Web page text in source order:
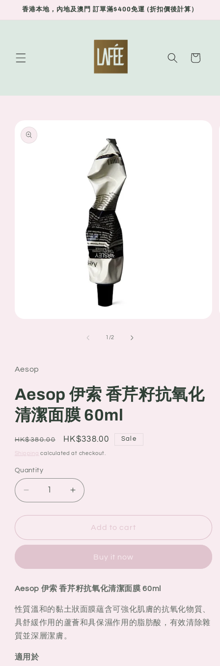
Skip to
香港本地，內地及澳門 訂單滿$400免運 (折扣價後計算）
Cart
product
information
1 /of
2
Aesop
Aesop 伊索 香芹籽抗氧化
清潔面膜 60ml
Regular
price
HK$380.00
Sale
price
HK$338.00 Sale
Shipping calculated at checkout.
Quantity
Quantity
Decrease
quantity
for
伊
籽
抗
氧
化
清
潔
Increase
quantity
for
Aesop
伊
籽
抗
氧
化
Add to cart
Buy it now
Aesop 伊索 香芹籽抗氧化清潔面膜 60ml
性質溫和的黏土狀面膜蘊含可強化肌膚的抗氧化物質、
具舒緩作用的蘆薈和具保濕作用的脂肪酸，有效清除雜
質並深層潔膚。
適用於